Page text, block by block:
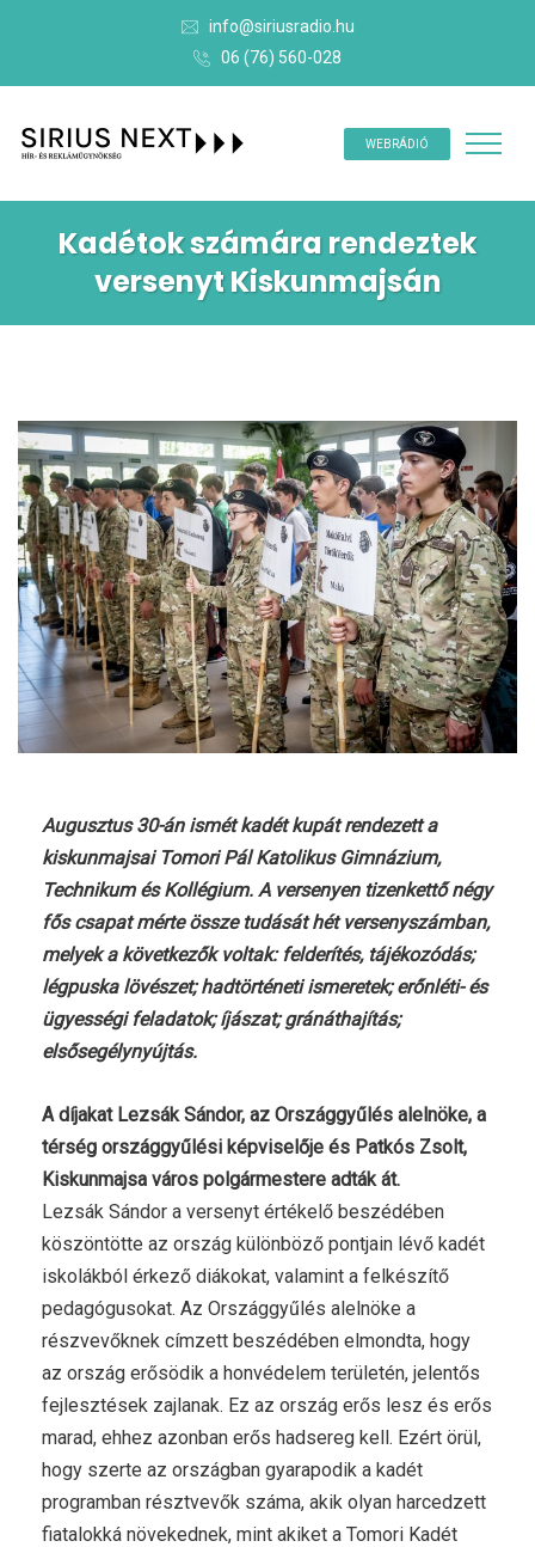
info@siriusradio.hu
06 (76) 560-028
WEBRÁDIÓ
Kadétok számára rendeztek
versenyt Kiskunmajsán
Augusztus 30-án ismét kadét kupát rendezett a
kiskunmajsai Tomori Pál Katolikus Gimnázium,
Technikum és Kollégium. A versenyen tizenkettő négy
fős csapat mérte össze tudását hét versenyszámban,
melyek a következők voltak: felderítés, tájékozódás;
légpuska lövészet; hadtörténeti ismeretek; erőnléti- és
ügyességi feladatok; íjászat; gránáthajítás;
elsősegélynyújtás.
A díjakat Lezsák Sándor, az Országgyűlés alelnöke, a
térség országgyűlési képviselője és Patkós Zsolt,
Kiskunmajsa város polgármestere adták át.
Lezsák Sándor a versenyt értékelő beszédében
köszöntötte az ország különböző pontjain lévő kadét
iskolákból érkező diákokat, valamint a felkészítő
pedagógusokat. Az Országgyűlés alelnöke a
részvevőknek címzett beszédében elmondta, hogy
az ország erősödik a honvédelem területén, jelentős
fejlesztések zajlanak. Ez az ország erős lesz és erős
marad, ehhez azonban erős hadsereg kell. Ezért örül,
hogy szerte az országban gyarapodik a kadét
programban résztvevők száma, akik olyan harcedzett
fiatalokká növekednek, mint akiket a Tomori Kadét